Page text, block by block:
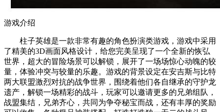
游戏介绍
柱子英雄是一款非常有趣的角色扮演类游戏，游戏中采用
了精美的3D画面风格设计，给您完美呈现了一个全新的恢弘
世界，超大的冒险场景可以解锁，展开了一场场惊心动魄的较
量，体验冲突与较量的乐趣。游戏的背景设定在安吉斯与比特
两大联盟激烈对抗的战争世界，围绕着他们各自继承的守护龙
遗产，解锁一场精彩的战斗，玩家可以邀请更多的兄弟组队，
战盟集结，兄弟齐心，共同为争夺秘宝而战，还有丰厚的奖励